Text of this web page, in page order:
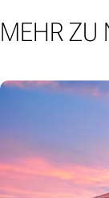
MEHR ZU